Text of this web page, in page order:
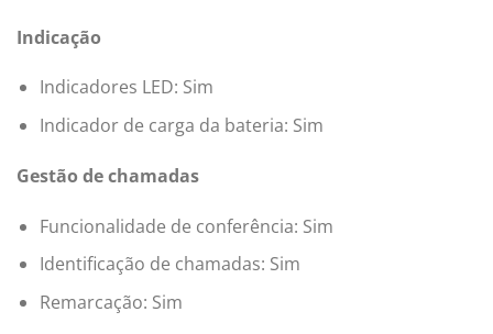
Indicação
Indicadores LED: Sim
Indicador de carga da bateria: Sim
Gestão de chamadas
Funcionalidade de conferência: Sim
Identificação de chamadas: Sim
Remarcação: Sim